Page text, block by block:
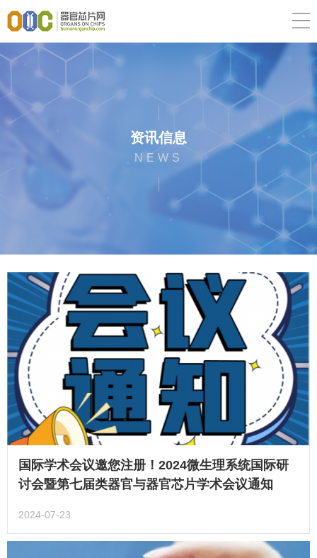
资讯信息
NEWS
国际学术会议邀您注册！2024微生理系统国际研
讨会暨第七届类器官与器官芯片学术会议通知
2024-07-23